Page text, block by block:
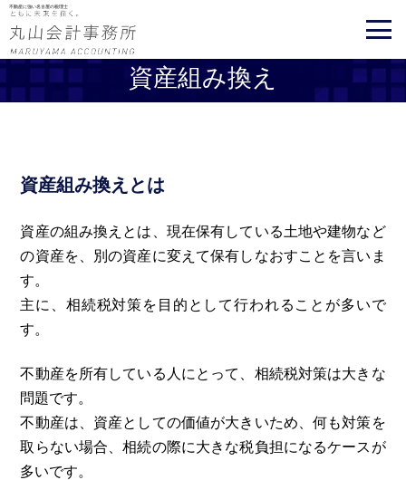
不動産に強い名古屋の税理士
資産組み換え
資産組み換えとは
資産の組み換えとは、現在保有している土地や建物など
の資産を、別の資産に変えて保有しなおすことを言いま
す。
主に、相続税対策を目的として行われることが多いで
す。
不動産を所有している人にとって、相続税対策は大きな
問題です。
不動産は、資産としての価値が大きいため、何も対策を
取らない場合、相続の際に大きな税負担になるケースが
多いです。